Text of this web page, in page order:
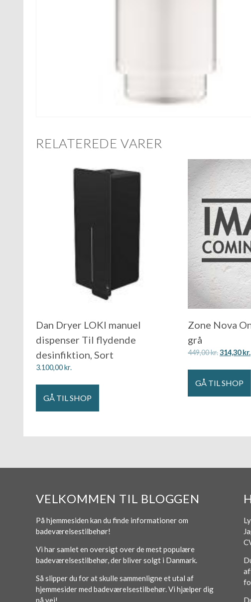
RELATEREDE VARER
Dan Dryer LOKI manuel
dispenser Til flydende
desinfiktion, Sort
3.100,00kr.
GÅ TIL SHOP
Zone Nova
grå
449,00kr.314,30kr.
GÅ TIL SHOP
VELKOMMEN TIL BLOGGEN
På hjemmesiden kan du finde informationer om
badeværelsestilbehør!
Vi har samlet en oversigt over de mest populære
badeværelsestilbehør, der bliver solgt i Danmark.
Så slipper du for at skulle sammenligne et utal af
hjemmesider med badeværelsestilbehør. Vi hjælper dig